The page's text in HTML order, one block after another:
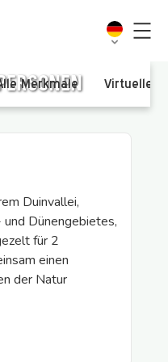
Merkmale Virtuelle
Duinvallei,
Dünengebietes,
für 2
einen
der Natur
hat alles, was
Zelt verfügt über